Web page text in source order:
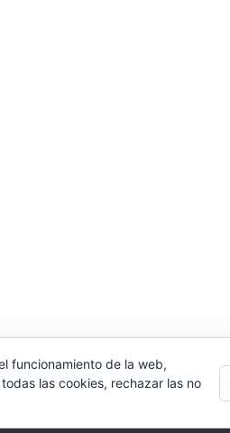
funcionamiento de la web,
las cookies, rechazar las no